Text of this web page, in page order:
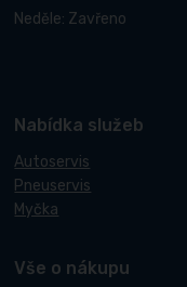
Neděle: Zavřeno
Nabídka služeb
Autoservis
Pneuservis
Myčka
Vše o nákupu